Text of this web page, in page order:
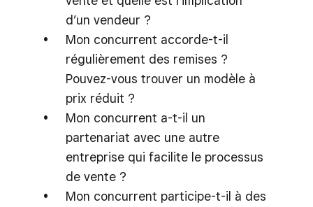
d’un vendeur ?
Mon concurrent accorde-t-il
régulièrement des remises ?
Pouvez-vous trouver un modèle à
prix réduit ?
Mon concurrent a-t-il un
partenariat avec une autre
entreprise qui facilite le processus
de vente ?
Mon concurrent participe-t-il à des